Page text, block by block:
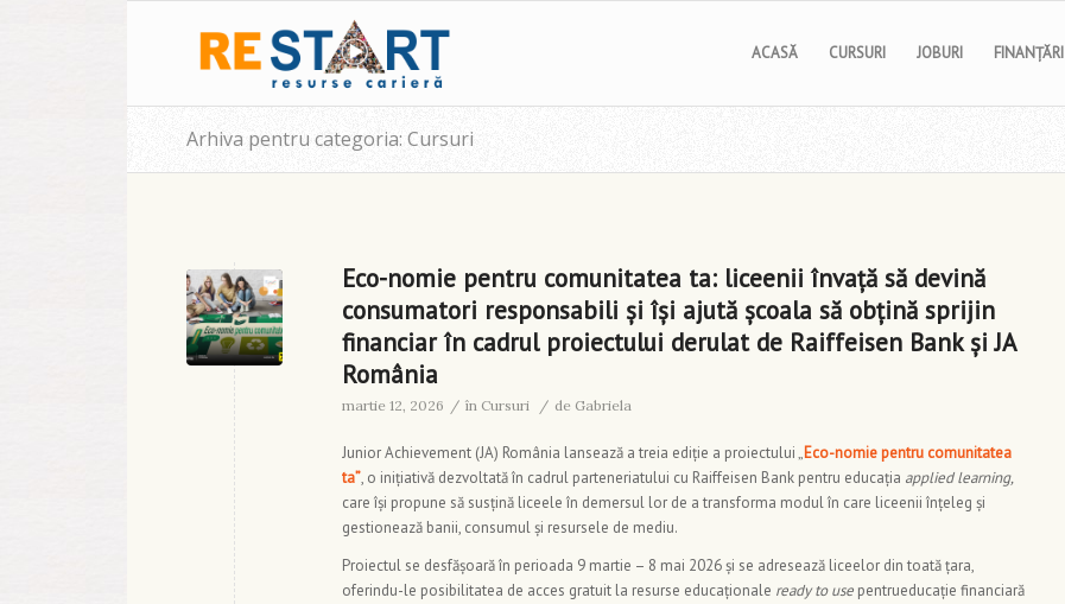
ACASĂ CURSURI JOBURI FINANȚĂRI
Arhiva pentru categoria: Cursuri
Eco-nomie pentru comunitatea ta: liceenii învață să devină
consumatori responsabili și își ajută școala să obțină sprijin
financiar în cadrul proiectului derulat de Raiffeisen Bank și JA
România
martie 12, 2026 / în Cursuri / de Gabriela
Junior Achievement (JA) România lansează a treia ediție a proiectului „Eco-nomie pentru comunitatea
ta”, o inițiativă dezvoltată în cadrul parteneriatului cu Raiffeisen Bank pentru educația applied learning,
care își propune să susțină liceele în demersul lor de a transforma modul în care liceenii înțeleg și
gestionează banii, consumul și resursele de mediu.
Proiectul se desfășoară în perioada 9 martie – 8 mai 2026 și se adresează liceelor din toată țara,
oferindu-le posibilitatea de acces gratuit la resurse educaționale ready to use pentrueducație financiară